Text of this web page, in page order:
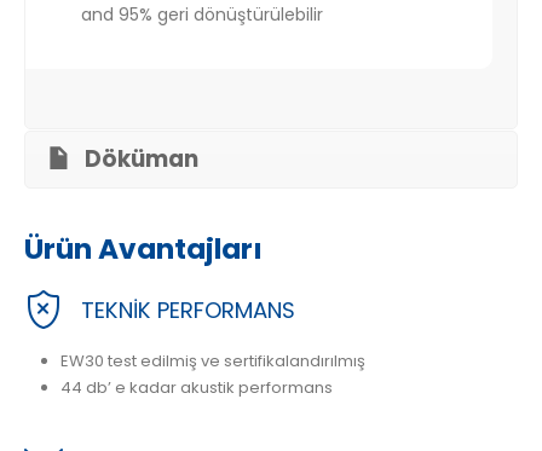
and 95% geri dönüştürülebilir
Döküman
Ürün Avantajları
TEKNİK PERFORMANS
EW30 test edilmiş ve sertifikalandırılmış
44 db’ e kadar akustik performans